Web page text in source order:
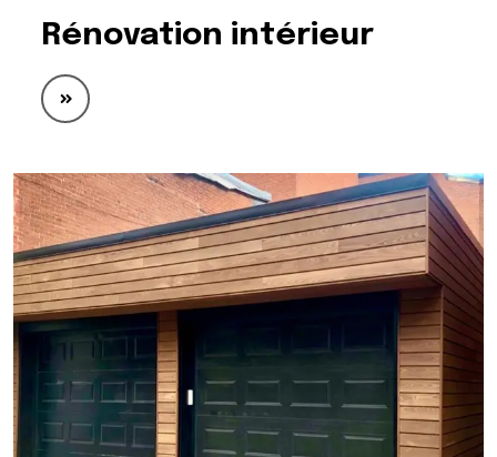
Rénovation intérieur